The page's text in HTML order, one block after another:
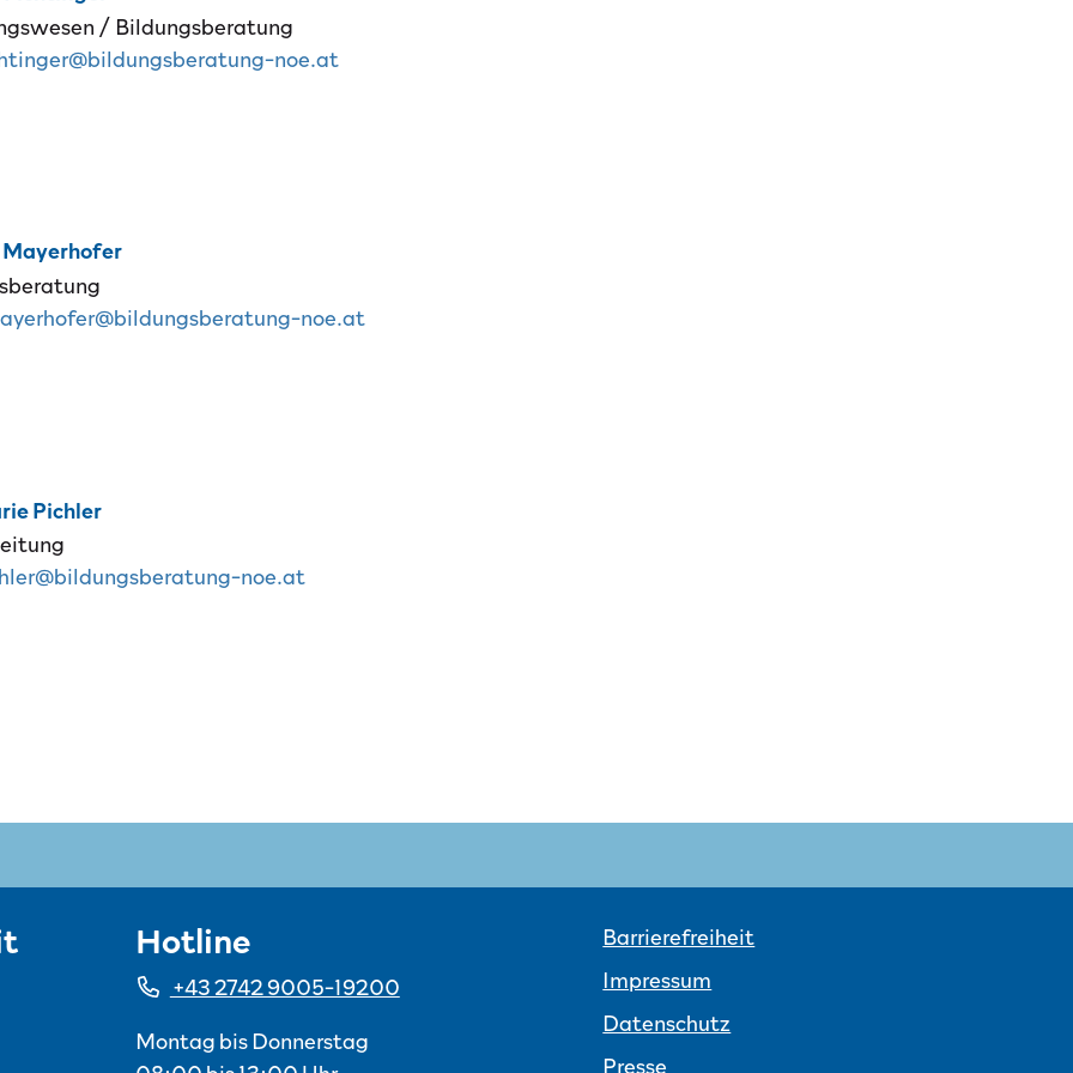
/ Bildungsberatung
Adresse:
noe.at
Mayerhofer
Adresse:
noe.at
Pichler
Adresse:
noe.at
Hotline
+43 2742 9005-19200
Montag bis Donnerstag
Barrierefreiheit
Impressum
Datenschutz
Presse